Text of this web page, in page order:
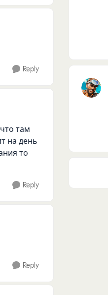
Reply
там
на день
то
Reply
Reply